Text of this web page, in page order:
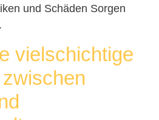
und Schäden Sorgen
vielschichtige